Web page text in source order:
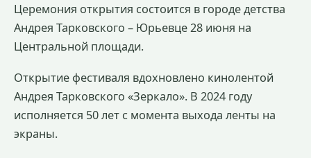
Церемония открытия состоится в городе детства
Андрея Тарковского – Юрьевце 28 июня на
Центральной площади.
Открытие фестиваля вдохновлено кинолентой
Андрея Тарковского «Зеркало». В 2024 году
исполняется 50 лет с момента выхода ленты на
экраны.